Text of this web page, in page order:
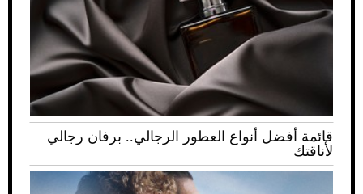
قائمة أفضل أنواع العطور الرجالي.. برفان رجالي
لأناقتك